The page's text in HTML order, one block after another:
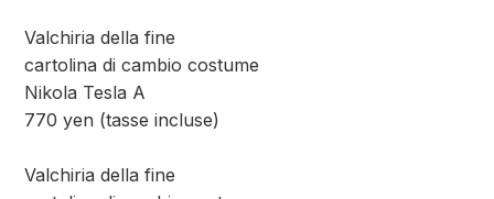
Valchiria della fine
cartolina di cambio costume
Nikola Tesla A
770 yen (tasse incluse)
Valchiria della fine